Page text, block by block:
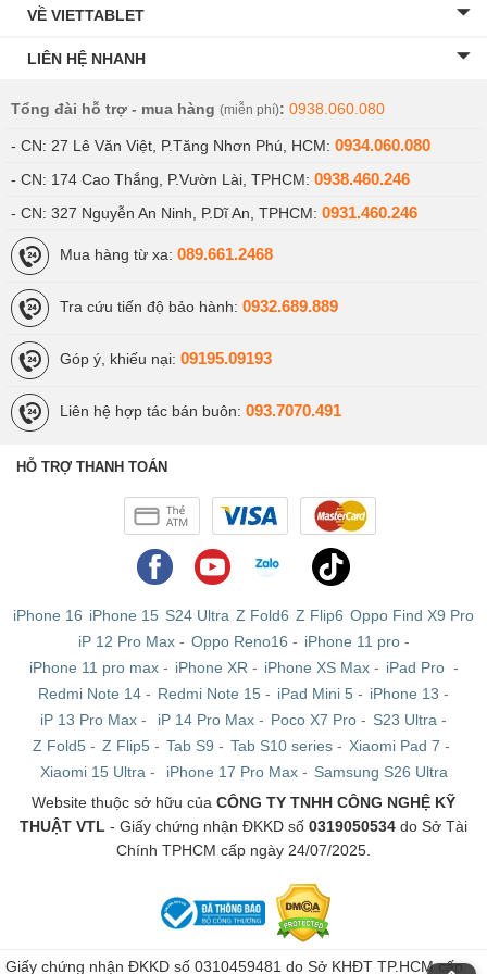
Với thiết kế khá ấn tượng, giao diện mới cùng hiệu năng
phần cứng mạnh mẽ và camera chụp ảnh ổn, máy tính
rẻchắc chắn sẽ đem lại sự hài lòng cho người dùng.
Các ứng dụng đầy đủ và cảm ứng mượt mà sẽ khiến bạn
không phải đắn đo khi chọn mua.
Xiaomi Mi Pad 5 Pro
Xiaomi Mi Pad 5 Pro
Pad 5 với chip Snapdragon 870 và bộ nhớ có thể lên đến
512GB cực mạnh. Hơn nữa, để trải nghiệm trên chiếc
Xiaomi Mi Pad 5 Pro tuyệt vời hơn, NSX Trung Quốc còn
cao cấp.
Ở mặt lưng, điểm khác biệt của Mi Pad 5 Pro chính là
máy có 2 camera thay vì 1 như bản tiêu chuẩn. Mà cảm
biến chính của bản Wifi chỉ có 13MP còn của bản 5G đến
50MP, cả 2 đều kèm 1 cảm biến phụ depth 5MP.
Do đó, Mi Pad 5 Pro là một chiếc Tablet được xếp vào
VỀ VIETTABLET
LIÊN HỆ NHANH
Tổng đài hỗ trợ - mua hàng (miễn phí): 0938.060.080
- CN: 27 Lê Văn Việt, P.Tăng Nhơn Phú, HCM: 0934.060.080
- CN: 174 Cao Thắng, P.Vườn Lài, TPHCM: 0938.460.246
- CN: 327 Nguyễn An Ninh, P.Dĩ An, TPHCM: 0931.460.246
Mua hàng từ xa: 089.661.2468
Tra cứu tiến độ bảo hành: 0932.689.889
Góp ý, khiếu nại: 09195.09193
Liên hệ hợp tác bán buôn: 093.7070.491
HỖ TRỢ THANH TOÁN
iPhone 16 iPhone 15 S24 Ultra Z Fold6 Z Flip6 Oppo Find X9 Pro
iP 12 Pro Max- Oppo Reno16 - iPhone 11 pro-
iPhone 11 pro max- iPhone XR - iPhone XS Max- iPad Pro -
Redmi Note 14 - Redmi Note 15 - iPad Mini 5 - iPhone 13 -
iP 13 Pro Max - iP 14 Pro Max - Poco X7 Pro - S23 Ultra -
Z Fold5 - Z Flip5 - Tab S9 - Tab S10 series - Xiaomi Pad 7 -
Xiaomi 15 Ultra - iPhone 17 Pro Max- Samsung S26 Ultra
Website thuộc sở hữu của CÔNG TY TNHH CÔNG NGHỆ KỸ
THUẬT VTL - Giấy chứng nhận ĐKKD số 0319050534 do Sở Tài
Chính TPHCM cấp ngày 24/07/2025.
Giấy chứng nhận ĐKKD số 0310459481 do Sở KHĐT TP.HCM cấp